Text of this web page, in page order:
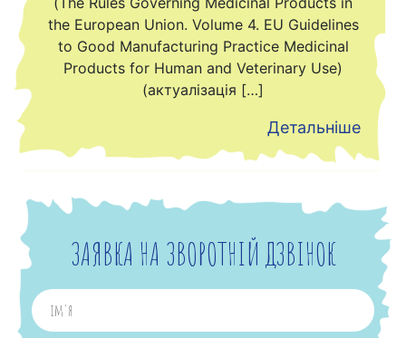
the European Union. Volume 4. EU Guidelines
to Good Manufacturing Practice Medicinal
Products for Human and Veterinary Use)
(актуалізація […]
Детальніше
ЗАЯВКА НА ЗВОРОТНІЙ ДЗВІНОК